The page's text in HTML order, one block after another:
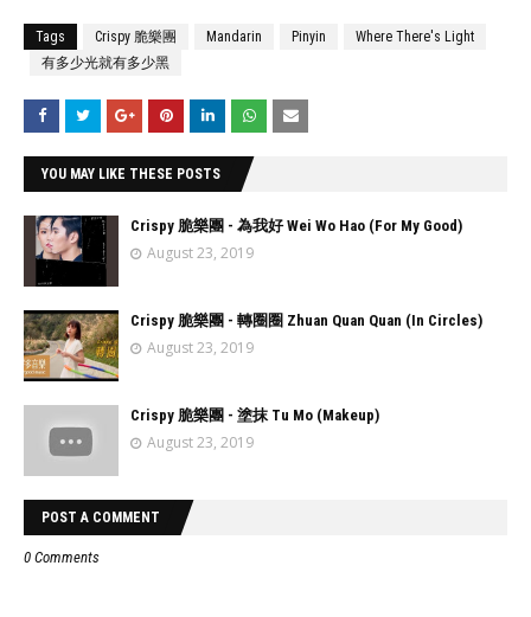
Tags Crispy 脆樂團 Mandarin Pinyin
Where There's Light
有多少光就有多少黑
YOU MAY LIKE THESE POSTS
Crispy 脆樂團 - 為我好 Wei Wo Hao (For My Good)
August 23, 2019
Crispy 脆樂團 - 轉圈圈 Zhuan Quan Quan (In Circles)
August 23, 2019
Crispy 脆樂團 - 塗抹 Tu Mo (Makeup)
August 23, 2019
POST A COMMENT
0 Comments